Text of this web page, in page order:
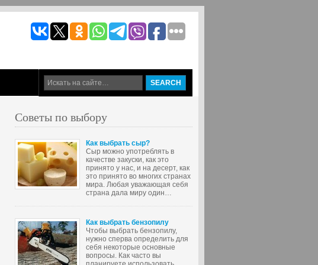
Советы по выбору
Как выбрать сыр?
Сыр можно употреблять в
качестве закуски, как это
принято у нас, и на десерт, как
это принято во многих странах
мира. Любая уважающая себя
страна дала миру один…
Как выбрать бензопилу
Чтобы выбрать бензопилу,
нужно сперва определить для
себя некоторые основные
вопросы. Как часто вы